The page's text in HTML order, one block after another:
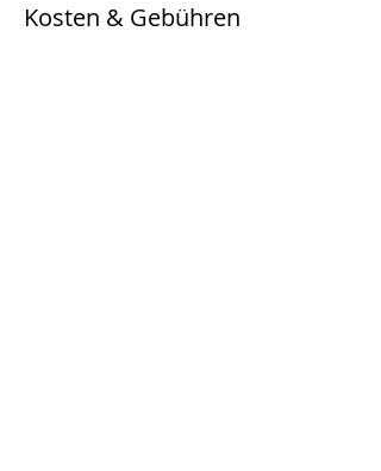
Kosten & Gebühren